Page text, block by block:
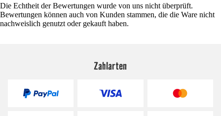
Die Echtheit der Bewertungen wurde von uns nicht überprüft.
Bewertungen können auch von Kunden stammen, die die Ware nicht
nachweislich genutzt oder gekauft haben.
Zahlarten